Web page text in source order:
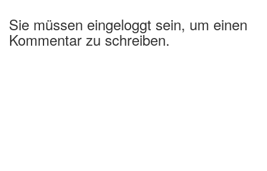
Sie müssen eingeloggt sein, um einen
Kommentar zu schreiben.